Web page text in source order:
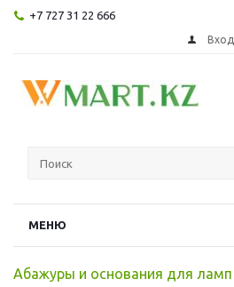
+7 727 31 22 666
Вход
МЕНЮ
Абажуры и основания для ламп